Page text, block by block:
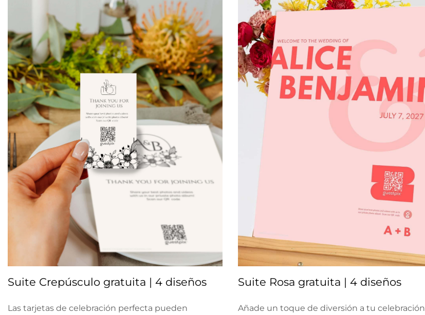
Suite Crepúsculo gratuita | 4 diseños
Las tarjetas de celebración perfecta pueden
Suite Rosa gratuita | 4 diseños
Añade un toque de diversión a tu celebración